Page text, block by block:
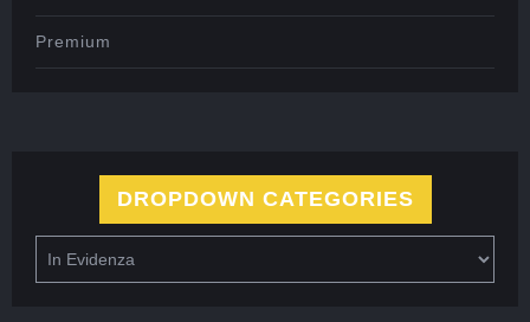
Premium
DROPDOWN CATEGORIES